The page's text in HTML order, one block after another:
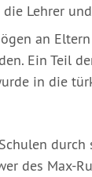
Lehrer und
an
Ein Teil
in die
durch
des Max-